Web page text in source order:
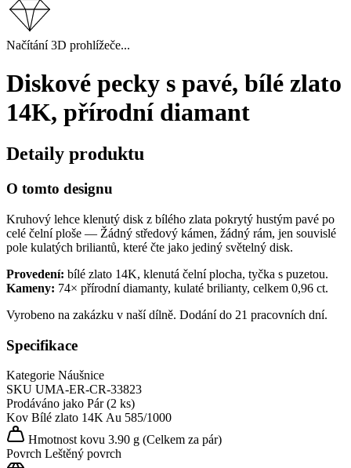
Načítání 3D prohlížeče...
Diskové pecky s pavé, bílé zlato
14K, přírodní diamant
Detaily produktu
O tomto designu
Kruhový lehce klenutý disk z bílého zlata pokrytý hustým pavé po
celé čelní ploše — Žádný středový kámen, žádný rám, jen souvislé
pole kulatých briliantů, které čte jako jediný světelný disk.
Provedení: bílé zlato 14K, klenutá čelní plocha, tyčka s puzetou.
Kameny: 74× přírodní diamanty, kulaté brilianty, celkem 0,96 ct.
Vyrobeno na zakázku v naší dílně. Dodání do 21 pracovních dní.
Specifikace
Kategorie Náušnice
SKU UMA-ER-CR-33823
Prodáváno jako Pár (2 ks)
Kov Bílé zlato 14KAu 585/1000
Hmotnost kovu 3.90 g (Celkem za pár)
Povrch Leštěný povrch